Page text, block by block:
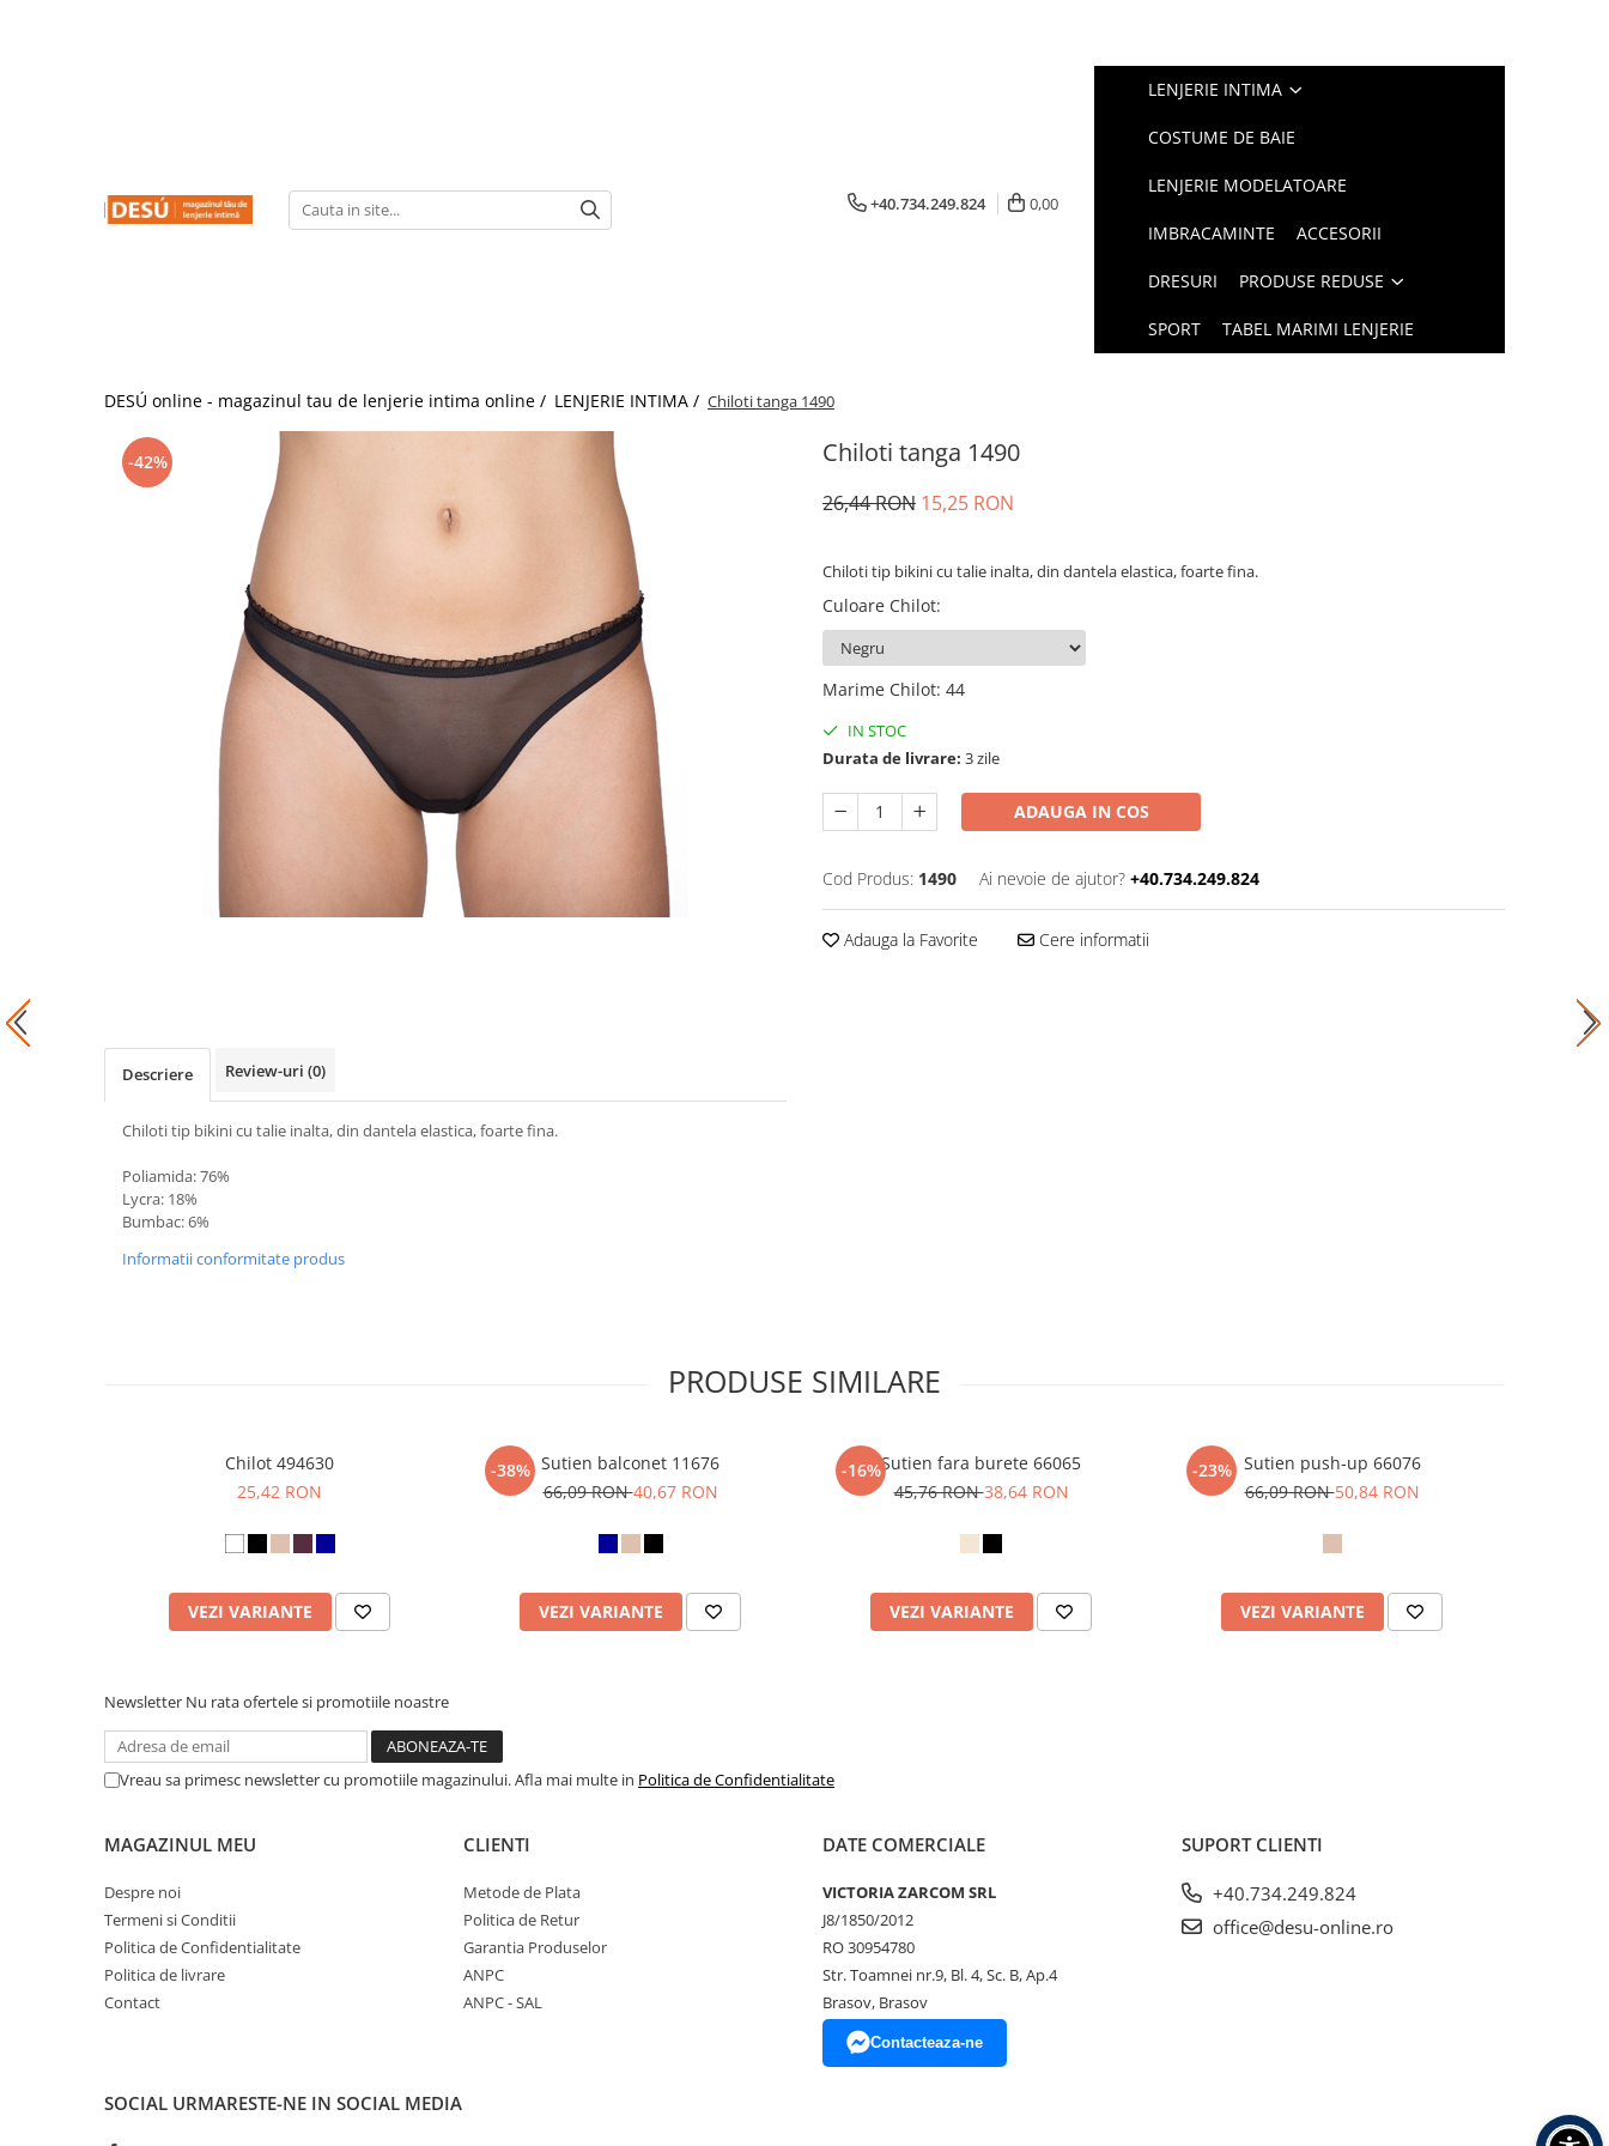
+40.734.249.824 0,00
LENJERIE INTIMA
COSTUME DE BAIE
LENJERIE MODELATOARE
IMBRACAMINTE ACCESORII
DRESURI PRODUSE REDUSE
SPORT TABEL MARIMI LENJERIE
DESÚ online - magazinul tau de lenjerie intima online / LENJERIE INTIMA / Chiloti tanga 1490
-42% Chiloti tanga 1490
26,44 RON 15,25 RON
Chiloti tip bikini cu talie inalta, din dantela elastica, foarte fina.
Culoare Chilot:
Marime Chilot: 44
IN STOC
Durata de livrare: 3 zile
ADAUGA IN COS
Cod Produs: 1490 Ai nevoie de ajutor? +40.734.249.824
Adauga la Favorite Cere informatii
Descriere Review-uri (0)
Chiloti tip bikini cu talie inalta, din dantela elastica, foarte fina.
Poliamida: 76%
Lycra: 18%
Bumbac: 6%
Informatii conformitate produs
PRODUSE SIMILARE
Chilot 494630
25,42 RON
VEZI VARIANTE
-38% Sutien balconet 11676
66,09 RON40,67 RON
VEZI VARIANTE
-16%Sutien fara burete 66065
45,76 RON38,64 RON
VEZI VARIANTE
-23% Sutien push-up 66076
66,09 RON50,84 RON
VEZI VARIANTE
Newsletter Nu rata ofertele si promotiile noastre
Vreau sa primesc newsletter cu promotiile magazinului. Afla mai multe in Politica de Confidentialitate
MAGAZINUL MEU
Despre noi
Termeni si Conditii
Politica de Confidentialitate
Politica de livrare
Contact
CLIENTI
Metode de Plata
Politica de Retur
Garantia Produselor
ANPC
ANPC - SAL
DATE COMERCIALE
VICTORIA ZARCOM SRL
J8/1850/2012
RO 30954780
Str. Toamnei nr.9, Bl. 4, Sc. B, Ap.4
Brasov, Brasov
Contacteaza-ne
SUPORT CLIENTI
+40.734.249.824
office@desu-online.ro
SOCIAL URMARESTE-NE IN SOCIAL MEDIA